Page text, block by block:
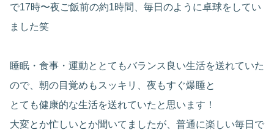
で17時〜夜ご飯前の約1時間、毎日のように卓球をしてい
ました笑
睡眠・食事・運動ととてもバランス良い生活を送れていた
ので、朝の目覚めもスッキリ、夜もすぐ爆睡と
とても健康的な生活を送れていたと思います！
大変とか忙しいとか聞いてましたが、普通に楽しい毎日で